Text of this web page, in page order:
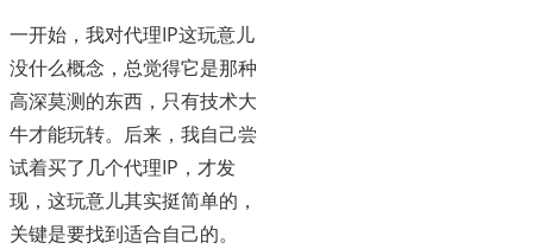
一开始，我对代理IP这玩意儿
没什么概念，总觉得它是那种
高深莫测的东西，只有技术大
牛才能玩转。后来，我自己尝
试着买了几个代理IP，才发
现，这玩意儿其实挺简单的，
关键是要找到适合自己的。